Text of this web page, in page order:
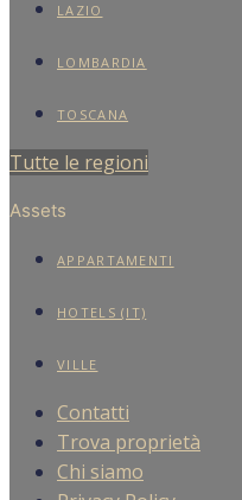
LAZIO
LOMBARDIA
TOSCANA
Tutte le regioni
Assets
APPARTAMENTI
HOTELS (IT)
VILLE
Contatti
Trova proprietà
Chi siamo